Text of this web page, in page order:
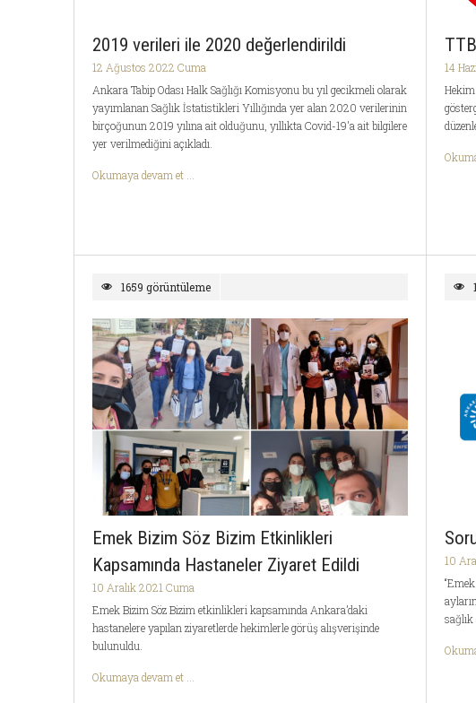
2019 verileri ile 2020 değerlendirildi
12 Ağustos 2022 Cuma
Ankara Tabip Odası Halk Sağlığı Komisyonu bu yıl gecikmeli olarak
yayımlanan Sağlık İstatistikleri Yıllığında yer alan 2020 verilerinin
birçoğunun 2019 yılına ait olduğunu, yıllıkta Covid-19'a ait bilgilere
yer verilmediğini açıkladı.
Okumaya devam et ...
14
Hekim
1659 görüntüleme
Emek Bizim Söz Bizim Etkinlikleri
Kapsamında Hastaneler Ziyaret Edildi
10 Aralık 2021 Cuma
Emek Bizim Söz Bizim etkinlikleri kapsamında Ankara’daki
hastanelere yapılan ziyaretlerde hekimlerle görüş alışverişinde
bulunuldu.
Okumaya devam et ...
10